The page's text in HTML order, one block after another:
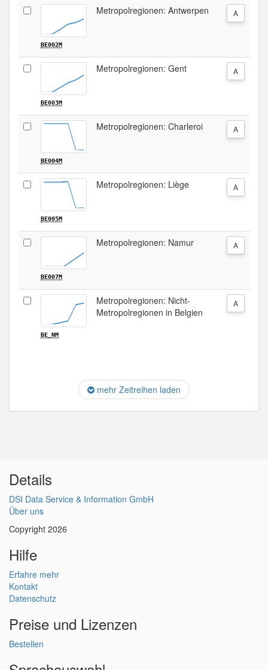
BE002M
Metropolregionen: Antwerpen A
BE003M
Metropolregionen: Gent A
BE004M
Metropolregionen: Charleroi A
BE005M
Metropolregionen: Liège A
BE007M
Metropolregionen: Namur A
BE_NM
Metropolregionen: Nicht-
Metropolregionen in Belgien
A
mehr Zeitreihen laden
Details
DSI Data Service & Information GmbH
Über uns
Copyright 2026
Hilfe
Erfahre mehr
Kontakt
Datenschutz
Preise und Lizenzen
Bestellen